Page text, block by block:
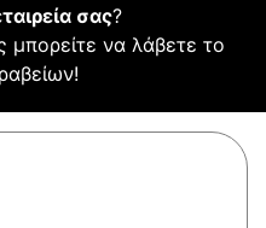
σας?
μπορείτε να λάβετε το